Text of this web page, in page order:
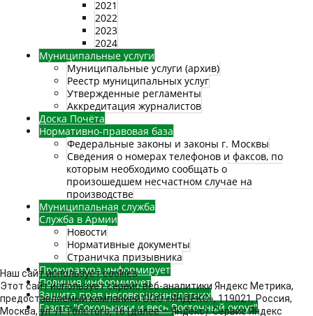
2021
2022
2023
2024
Муниципальные услуги
Муниципальные услуги (архив)
Реестр муниципальных услуг
Утвержденные регламенты
Аккредитация журналистов
Доска Почёта
Нормативно-правовая база
Федеральные законы и законы г. Москвы
Сведения о номерах телефонов и факсов, по
которым необходимо сообщать о
произошедшем несчастном случае на
производстве
Муниципальная служба
Служба в Армии
Новости
Нормативные документы
Страничка призывника
Прокуратура информирует
Полиция информирует
Защита прав несовершеннолетних
Газета "Сокольники и весь Восточный округ"
Наш сайт использует cookies
Этот сайт использует сервис веб-аналитики Яндекс Метрика,
предоставляемый компанией ООО «ЯНДЕКС», 119021, Россия,
Москва, ул. Л. Толстого, 16 (далее — Яндекс). Сервис Яндекс